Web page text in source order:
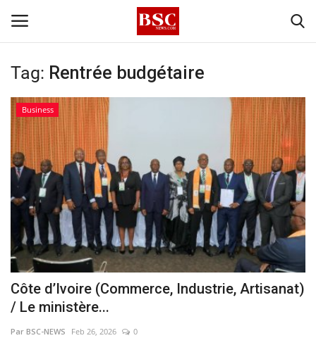
Accueil
Contact
A propos
Signature
Témoignage
Business
Culture
Tag: Rentrée budgétaire
Business
Côte d’Ivoire (Commerce, Industrie, Artisanat)
/ Le ministère...
Par BSC-NEWS Feb 26, 2026 0